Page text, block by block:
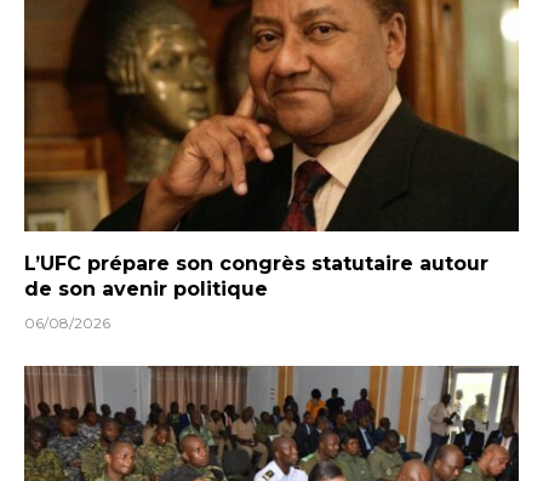
L’UFC prépare son congrès statutaire autour
de son avenir politique
06/08/2026